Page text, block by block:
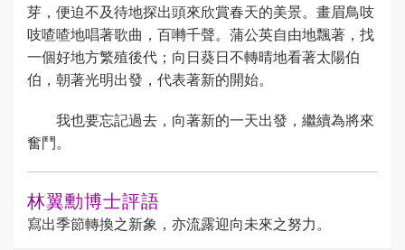
芽，便迫不及待地探出頭來欣賞春天的美景。畫眉鳥吱
吱喳喳地唱著歌曲，百囀千聲。蒲公英自由地飄著，找
一個好地方繁殖後代；向日葵日不轉晴地看著太陽伯
伯，朝著光明出發，代表著新的開始。
我也要忘記過去，向著新的一天出發，繼續為將來
奮鬥。
林翼勳博士評語
寫出季節轉換之新象，亦流露迎向未來之努力。